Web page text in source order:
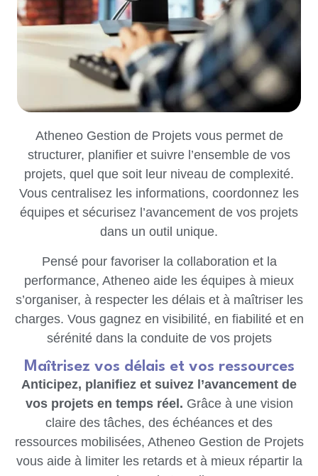
Atheneo Gestion de Projets vous permet de
structurer, planifier et suivre l’ensemble de vos
projets, quel que soit leur niveau de complexité.
Vous centralisez les informations, coordonnez les
équipes et sécurisez l’avancement de vos projets
dans un outil unique.
Pensé pour favoriser la collaboration et la
performance, Atheneo aide les équipes à mieux
s’organiser, à respecter les délais et à maîtriser les
charges. Vous gagnez en visibilité, en fiabilité et en
sérénité dans la conduite de vos projets
Maîtrisez vos délais et vos ressources
Anticipez, planifiez et suivez l’avancement de
vos projets en temps réel. Grâce à une vision
claire des tâches, des échéances et des
ressources mobilisées, Atheneo Gestion de Projets
vous aide à limiter les retards et à mieux répartir la